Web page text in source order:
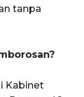
tanpa
Kabinet